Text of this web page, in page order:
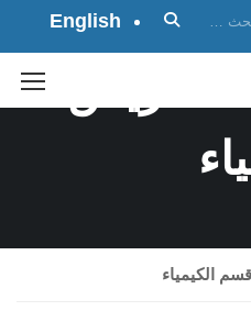
English
الكيمياء